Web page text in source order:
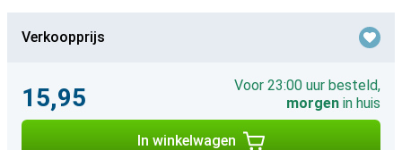
Verkoopprijs
15,95
Voor 23:00 uur besteld,
morgen in huis
In winkelwagen